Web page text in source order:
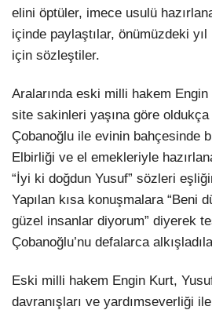
elini öptüler, imece usulü
içinde paylaştılar, önümüzdeki
için sözleştiler.
Aralarında eski milli hakem Engin
site sakinleri yaşına göre
Çobanoğlu ile evinin bahçesinde
Elbirliği ve el emekleriyle
“İyi ki doğdun Yusuf” sözleri
Yapılan kısa konuşmalara “Beni
güzel insanlar diyorum” diyerek
Çobanoğlu’nu defalarca
Eski milli hakem Engin Kurt,
davranışları ve yardımseverliği